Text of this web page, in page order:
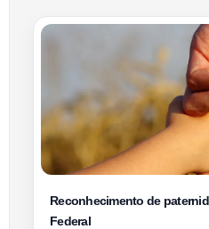
Reconhecimento de
Federal